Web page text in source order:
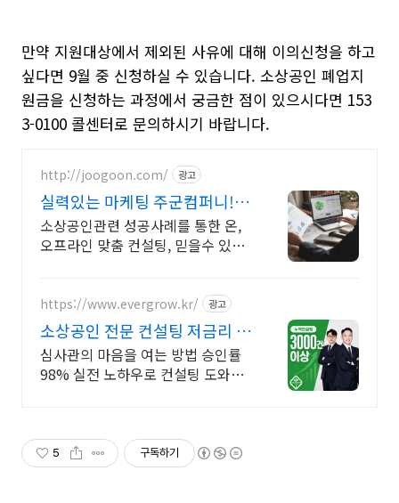
만약 지원대상에서 제외된 사유에 대해 이의신청을 하고
싶다면 9월 중 신청하실 수 있습니다. 소상공인 폐업지
원금을 신청하는 과정에서 궁금한 점이 있으시다면 153
3-0100 콜센터로 문의하시기 바랍니다.
http://joogoon.com/ 광고
실력있는 마케팅 주군컴퍼니!
광고 성과는 톡톡히!
소상공인관련 성공사례를 통한 온,
오프라인 맞춤 컨설팅, 믿을수 있는
https://www.evergrow.kr/ 광고
소상공인 전문 컨설팅 저금리 정
책자금 지금 신청
심사관의 마음을 여는 방법 승인률
98% 실전 노하우로 컨설팅 도와드
5 구독하기